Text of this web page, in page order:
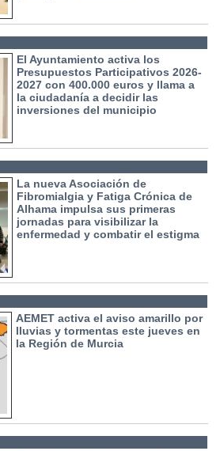
El Ayuntamiento activa los
Presupuestos Participativos 2026-
2027 con 400.000 euros y llama a
la ciudadanía a decidir las
inversiones del municipio
La nueva Asociación de
Fibromialgia y Fatiga Crónica de
Alhama impulsa sus primeras
jornadas para visibilizar la
enfermedad y combatir el estigma
AEMET activa el aviso amarillo por
lluvias y tormentas este jueves en
la Región de Murcia